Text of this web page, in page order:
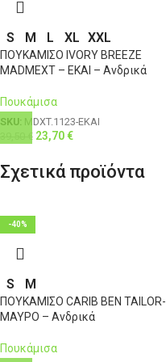
S M L XL XXL
ΠΟΥΚΑΜΙΣΟ IVORY BREEZE
MADMEXT – ΕΚΑΙ – Ανδρικά
Πουκάμισα
SKU: MDXT.1123-ΕΚΑΙ
€ 23,70€
Σχετικά προϊόντα
-40%
S M
ΠΟΥΚΑΜΙΣΟ CARIB BEN TAILOR-
ΜΑΥΡΟ – Ανδρικά
Πουκάμισα